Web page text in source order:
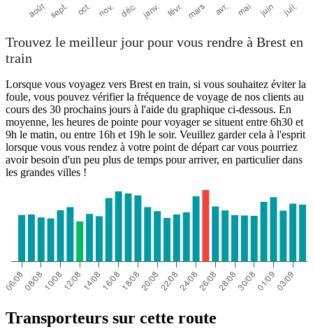
Trouvez le meilleur jour pour vous rendre à Brest en
train
Lorsque vous voyagez vers Brest en train, si vous souhaitez éviter la
foule, vous pouvez vérifier la fréquence de voyage de nos clients au
cours des 30 prochains jours à l'aide du graphique ci-dessous. En
moyenne, les heures de pointe pour voyager se situent entre 6h30 et
9h le matin, ou entre 16h et 19h le soir. Veuillez garder cela à l'esprit
lorsque vous vous rendez à votre point de départ car vous pourriez
avoir besoin d'un peu plus de temps pour arriver, en particulier dans
les grandes villes !
Transporteurs sur cette route